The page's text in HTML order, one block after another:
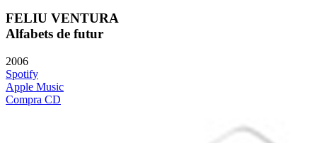
FELIU VENTURA
Alfabets de futur
2006
Spotify
Apple Music
Compra CD